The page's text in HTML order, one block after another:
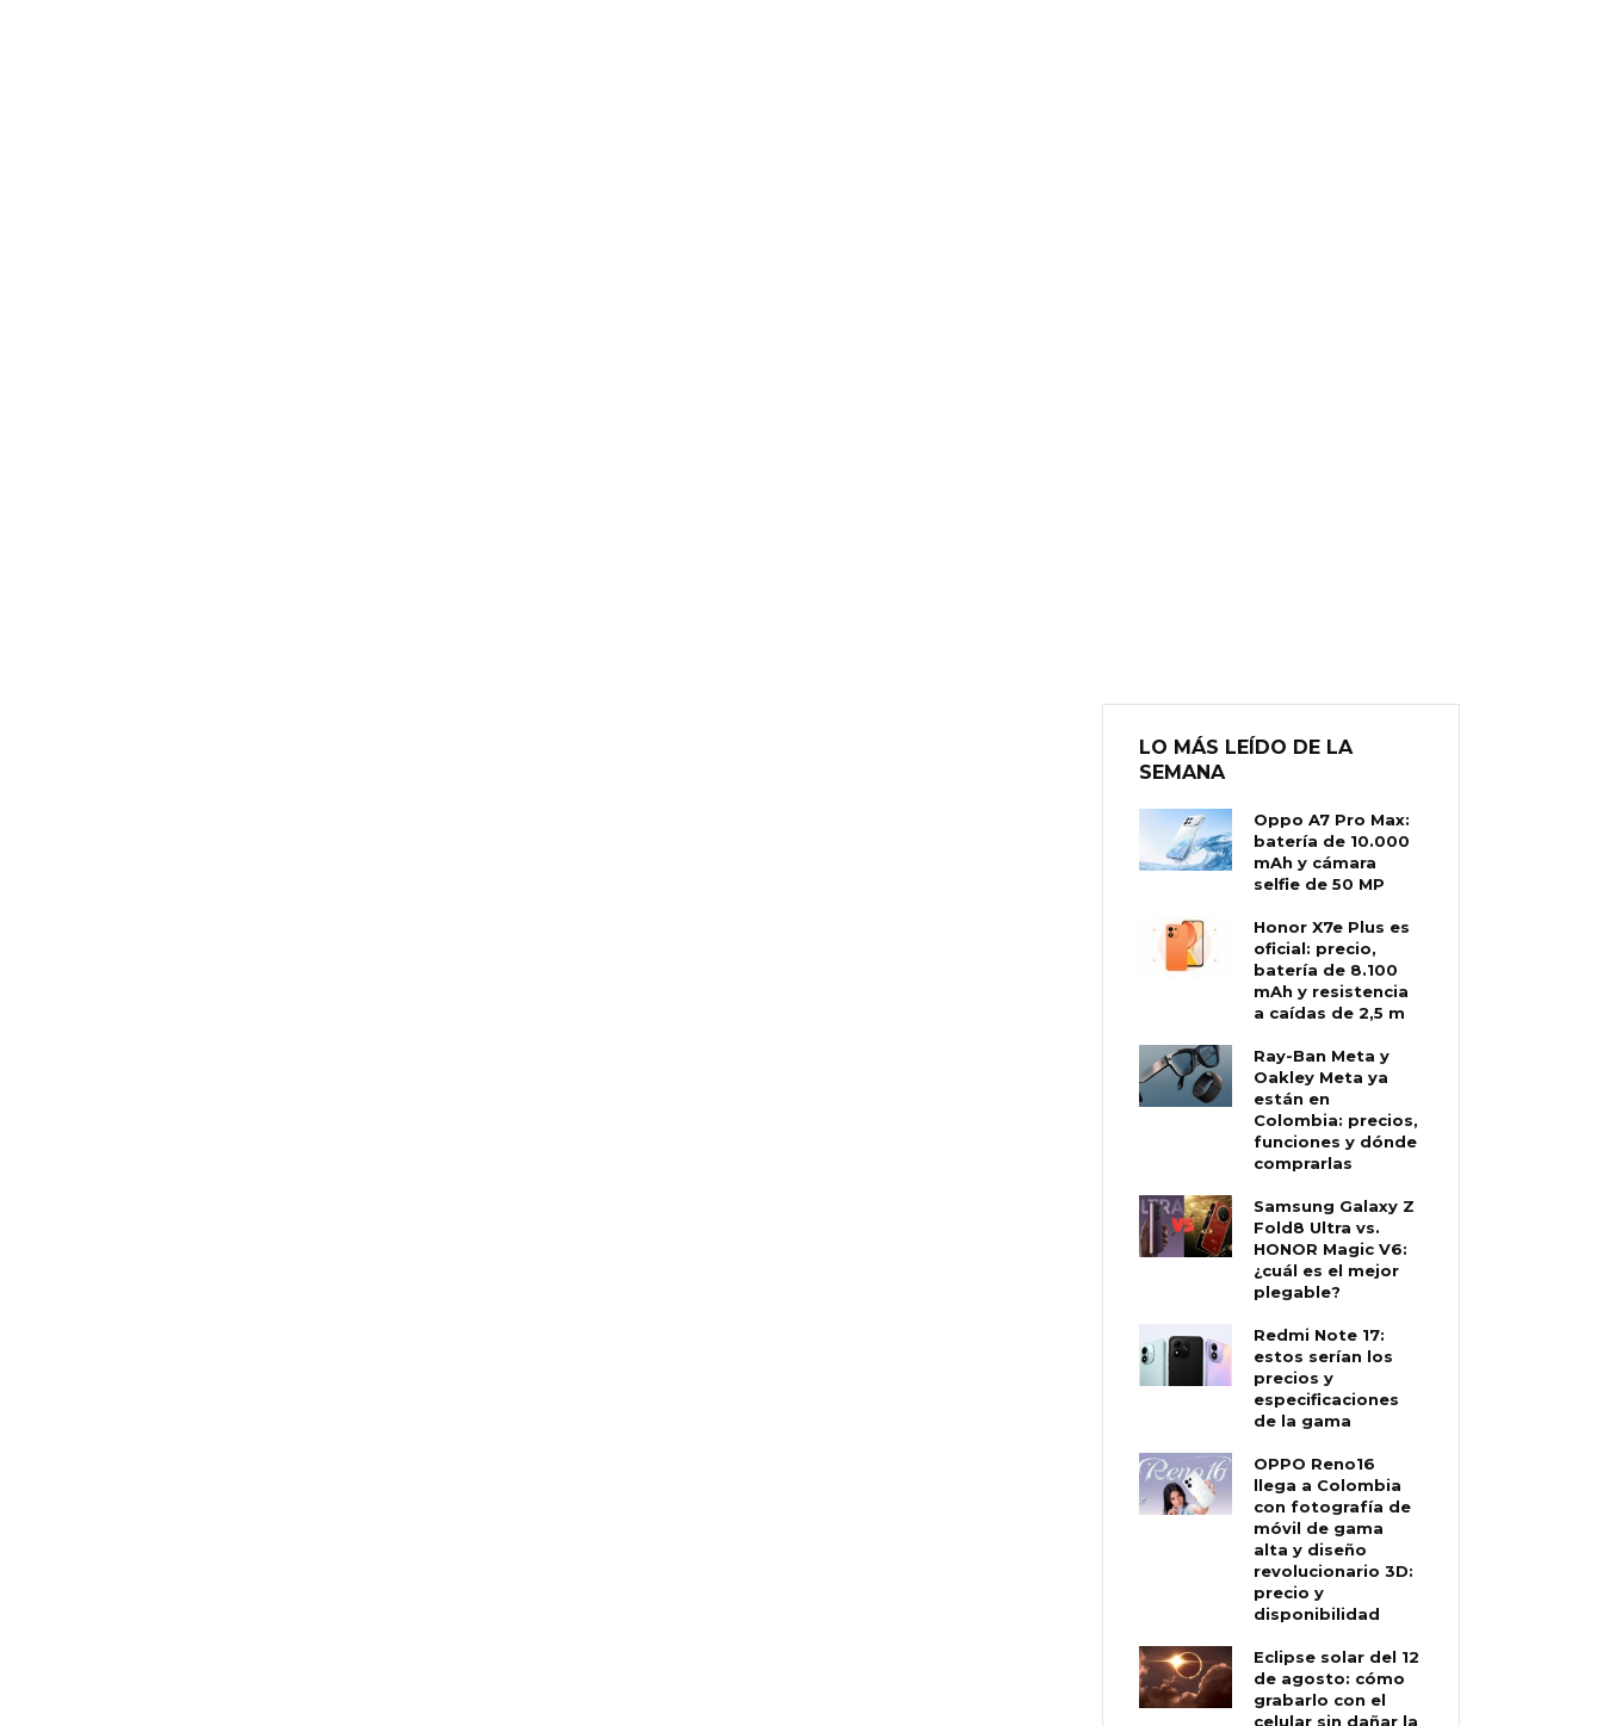
LO MÁS LEÍDO DE LA
SEMANA
Oppo A7 Pro Max:
batería de 10.000
mAh y cámara
selfie de 50 MP
Honor X7e Plus es
oficial: precio,
batería de 8.100
mAh y resistencia
a caídas de 2,5 m
Ray-Ban Meta y
Oakley Meta ya
están en
Colombia: precios,
funciones y dónde
comprarlas
Samsung Galaxy Z
Fold8 Ultra vs.
HONOR Magic V6:
¿cuál es el mejor
plegable?
Redmi Note 17:
estos serían los
precios y
especificaciones
de la gama
OPPO Reno16
llega a Colombia
con fotografía de
móvil de gama
alta y diseño
revolucionario 3D:
precio y
disponibilidad
Eclipse solar del 12
de agosto: cómo
grabarlo con el
celular sin dañar la